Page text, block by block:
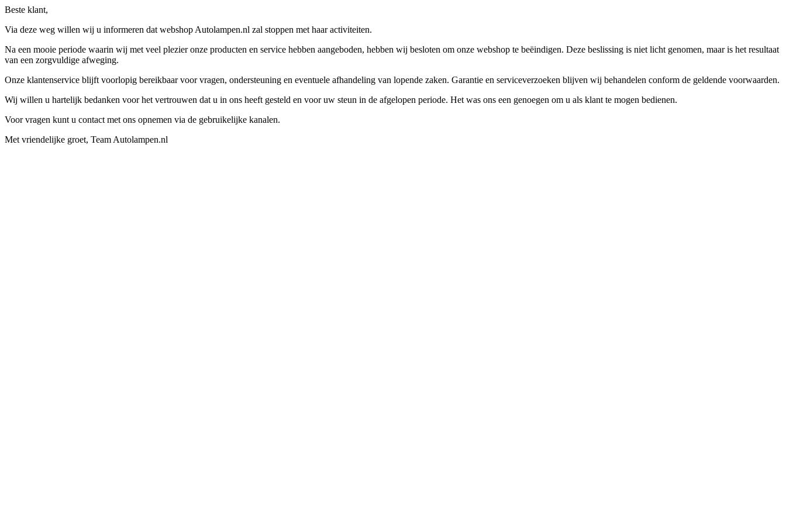
Beste klant,
Via deze weg willen wij u informeren dat webshop Autolampen.nl zal stoppen met haar activiteiten.
Na een mooie periode waarin wij met veel plezier onze producten en service hebben aangeboden, hebben wij besloten om onze webshop te beëindigen. Deze beslissing is niet licht genomen, maar is het resultaat
van een zorgvuldige afweging.
Onze klantenservice blijft voorlopig bereikbaar voor vragen, ondersteuning en eventuele afhandeling van lopende zaken. Garantie en serviceverzoeken blijven wij behandelen conform de geldende voorwaarden.
Wij willen u hartelijk bedanken voor het vertrouwen dat u in ons heeft gesteld en voor uw steun in de afgelopen periode. Het was ons een genoegen om u als klant te mogen bedienen.
Voor vragen kunt u contact met ons opnemen via de gebruikelijke kanalen.
Met vriendelijke groet, Team Autolampen.nl